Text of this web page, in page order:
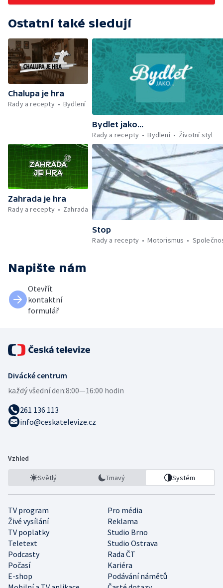
Ostatní také sledují
Chalupa je hra
Rady a recepty
Bydlení
Bydlet jako...
Rady a recepty
Bydlení Životní styl
Zahrada je hra
Rady a recepty
Zahrada
Stop
Rady a recepty
Motorismus
Napište nám
Otevřít
kontaktní
formulář
Divácké centrum
každý všední den:8:00—16:00 hodin
261 136 113
info@ceskatelevize.cz
Vzhled
Světlý Tmavý Systém
TV program
Pro média
Živé vysílání
Reklama
TV poplatky
Studio Brno
Teletext
Studio Ostrava
Podcasty
Rada ČT
Počasí
Kariéra
E-shop
Podávání námětů